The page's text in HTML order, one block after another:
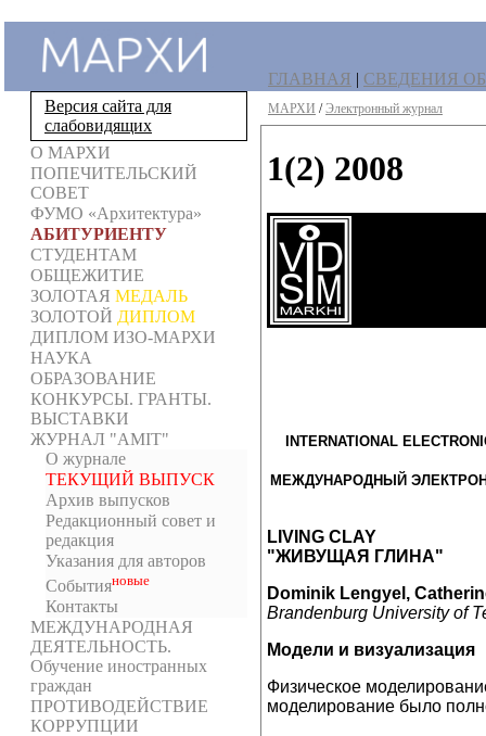
Версия сайта для
слабовидящих
О МАРХИ
ПОПЕЧИТЕЛЬСКИЙ
СОВЕТ
ФУМО «Архитектура»
АБИТУРИЕНТУ
СТУДЕНТАМ
ОБЩЕЖИТИЕ
ЗОЛОТАЯ МЕДАЛЬ
ЗОЛОТОЙ ДИПЛОМ
ДИПЛОМ ИЗО-МАРХИ
НАУКА
ОБРАЗОВАНИЕ
КОНКУРСЫ. ГРАНТЫ.
ВЫСТАВКИ
ЖУРНАЛ "AMIT"
О журнале
ТЕКУЩИЙ ВЫПУСК
Архив выпусков
Редакционный совет и
редакция
Указания для авторов
Событияновыe
Контакты
МЕЖДУНАРОДНАЯ
ДЕЯТЕЛЬНОСТЬ.
Обучение иностранных
граждан
ПРОТИВОДЕЙСТВИЕ
КОРРУПЦИИ
ГЛАВНАЯ | СВЕДЕНИЯ
МАРХИ /Электронный журнал
1(2) 2008
INTERNATIONAL
МЕЖДУНАРОДНЫЙ
LIVING CLAY
"ЖИВУЩАЯ ГЛИНА"
Dominik Lengyel,
Brandenburg University of
Модели и визуализация
Физическое
моделирование было